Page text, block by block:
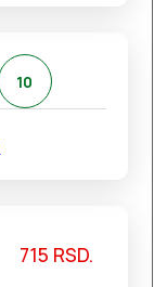
10
715 RSD.